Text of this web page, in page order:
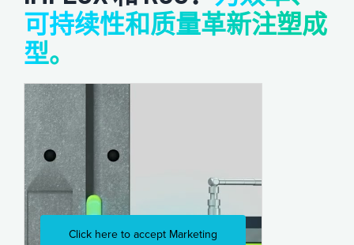
可持续性和质量革新注塑成
型。
Click here to accept Marketing